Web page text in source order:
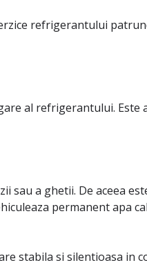
refrigerantului
al refrigerantului. Este
sau a ghetii. De aceea
permanent apa
stabila si silentioasa in